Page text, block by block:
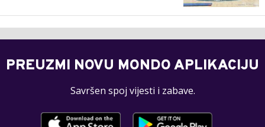
PREUZMI NOVU MONDO APLIKACIJU
Savršen spoj vijesti i zabave.